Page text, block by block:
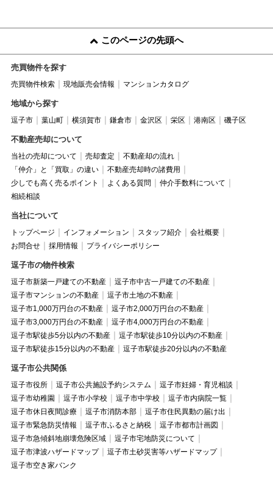
このページの先頭へ
売買物件を探す
売買物件検索 現地販売会情報 マンションカタログ
地域から探す
逗子市 葉山町 横須賀市 鎌倉市 金沢区 栄区 港南区 磯子区
不動産売却について
当社の売却について 売却査定
不動産却の流れ
「仲介」と「買取」の違い
不動産売却時の諸費用
少しでも高く売るポイント
よくある質問
仲介手数料について
相続相談
当社について
トップページ インフォメーション スタッフ紹介
会社概要
お問合せ
採用情報 プライバシーポリシー
逗子市の物件検索
逗子市新築一戸建ての不動産
逗子市中古一戸建ての不動産
逗子市マンションの不動産
逗子市土地の不動産
逗子市1,000万円台の不動産
逗子市2,000万円台の不動産
逗子市3,000万円台の不動産
逗子市4,000万円台の不動産
逗子市駅徒歩5分以内の不動産
逗子市駅徒歩10分以内の不動産
逗子市駅徒歩15分以内の不動産
逗子市駅徒歩20分以内の不動産
逗子市公共関係
逗子市役所 逗子市公共施設予約システム
逗子市妊婦・育児相談
逗子市幼稚園
逗子市小学校 逗子市中学校
逗子市内病院一覧
逗子市休日夜間診療
逗子市消防本部
逗子市住民異動の届け出
逗子市緊急防災情報
逗子市ふるさと納税
逗子市都市計画図
逗子市急傾斜地崩壊危険区域
逗子市宅地防災について
逗子市津波ハザードマップ
逗子市土砂災害等ハザードマップ
逗子市空き家バンク